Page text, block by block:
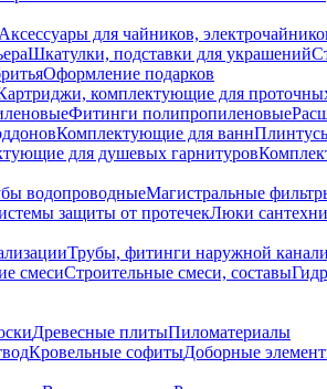
Аксессуары для чайников,
Шкатулки, подставки для украшений
Оформление подарков
комплектующие для
Фитинги полипропиленовые
Комплектующие для ванн
для душевых гарнитуров
водопроводныеМагистральные
защиты от протечекЛюки
Трубы, фитинги наружной
смесиСтроительные смеси, составы
Древесные плитыПиломатериалы
Кровельные софитыДоборные